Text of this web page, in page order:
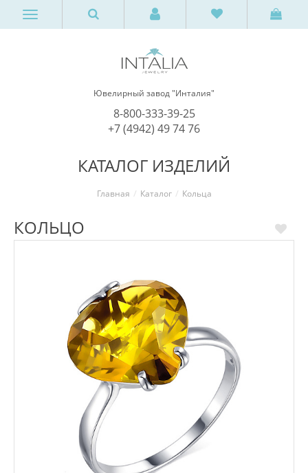
Ювелирный завод "Инталия"
8-800-333-39-25
+7 (4942) 49 74 76
КАТАЛОГ ИЗДЕЛИЙ
Главная Каталог Кольца
КОЛЬЦО